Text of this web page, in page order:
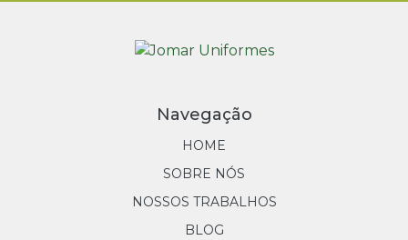
Navegação
HOME
SOBRE NÓS
NOSSOS TRABALHOS
BLOG